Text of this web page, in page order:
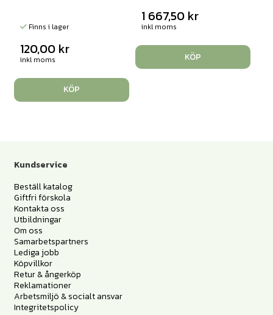
Finns i lager
120,00 kr
inkl moms
KÖP
1 667,50 kr
inkl moms
KÖP
Kundservice
Beställ katalog
Giftfri förskola
Kontakta oss
Utbildningar
Om oss
Samarbetspartners
Lediga jobb
Köpvillkor
Retur & ångerköp
Reklamationer
Arbetsmiljö & socialt ansvar
Integritetspolicy